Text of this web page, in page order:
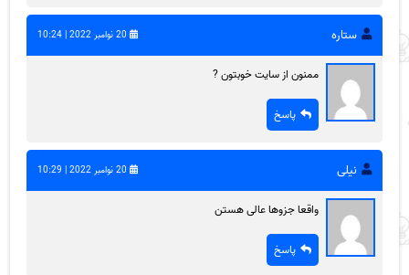
ستاره 20 نوامبر 2022 | 10:24
ممنون از سایت خوبتون ?
پاسخ
نیلی 20 نوامبر 2022 | 10:29
واقعا جزوها عالی هستن
پاسخ